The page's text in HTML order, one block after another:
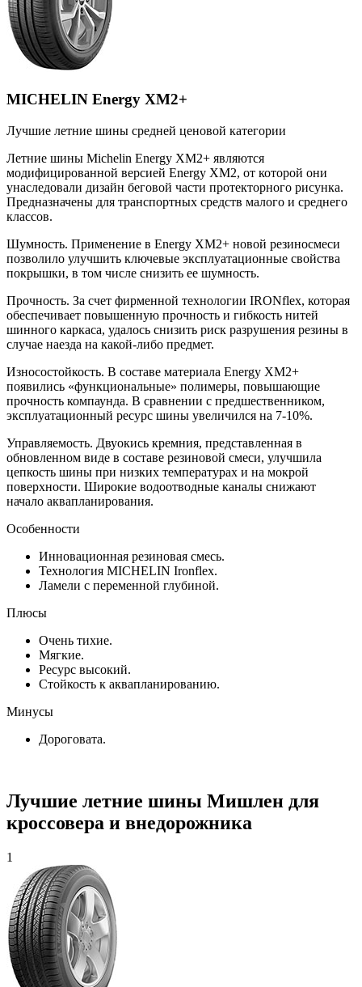
MICHELIN Energy XM2+
Лучшие летние шины средней ценовой категории
Летние шины Michelin Energy XM2+ являются
модифицированной версией Energy XM2, от которой они
унаследовали дизайн беговой части протекторного рисунка.
Предназначены для транспортных средств малого и среднего
классов.
Шумность. Применение в Energy XM2+ новой резиносмеси
позволило улучшить ключевые эксплуатационные свойства
покрышки, в том числе снизить ее шумность.
Прочность. За счет фирменной технологии IRONflex, которая
обеспечивает повышенную прочность и гибкость нитей
шинного каркаса, удалось снизить риск разрушения резины в
случае наезда на какой-либо предмет.
Износостойкость. В составе материала Energy XM2+
появились «функциональные» полимеры, повышающие
прочность компаунда. В сравнении с предшественником,
эксплуатационный ресурс шины увеличился на 7-10%.
Управляемость. Двуокись кремния, представленная в
обновленном виде в составе резиновой смеси, улучшила
цепкость шины при низких температурах и на мокрой
поверхности. Широкие водоотводные каналы снижают
начало аквапланирования.
Особенности
Инновационная резиновая смесь.
Технология MICHELIN Ironflex.
Ламели с переменной глубиной.
Плюсы
Очень тихие.
Мягкие.
Ресурс высокий.
Стойкость к аквапланированию.
Минусы
Дороговата.
Лучшие летние шины Мишлен для
кроссовера и внедорожника
1